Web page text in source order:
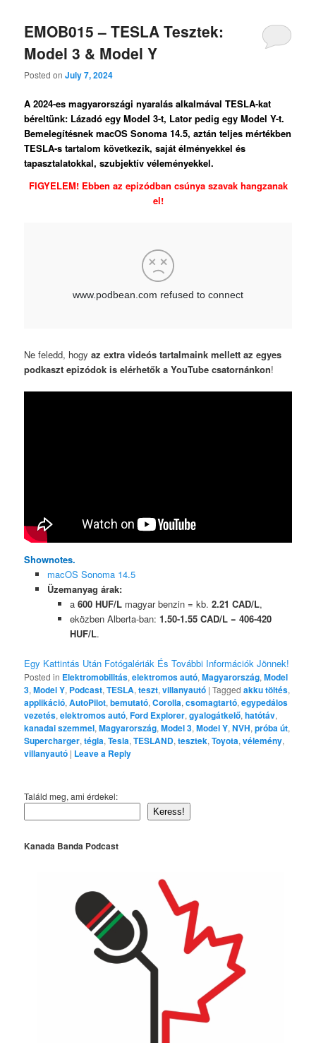
EMOB015 – TESLA Tesztek:
Model 3 & Model Y
Posted onJuly 7, 2024
A 2024-es magyarországi nyaralás alkalmával TESLA-kat
béreltünk: Lázadó egy Model 3-t, Lator pedig egy Model Y-t.
Bemelegítésnek macOS Sonoma 14.5, aztán teljes mértékben
TESLA-s tartalom következik, saját élményekkel és
tapasztalatokkal, szubjektív véleményekkel.
FIGYELEM! Ebben az epizódban csúnya szavak hangzanak
el!
Ne feledd, hogyaz extra videós tartalmaink mellett az egyes
podkaszt epizódok is elérhetők a YouTube csatornánkon!
Shownotes.
macOS Sonoma 14.5
Üzemanyag árak:
a600 HUF/L magyar benzin = kb.2.21 CAD/L,
eközben Alberta-ban:1.50-1.55 CAD/L =406-420
HUF/L.
Egy Kattintás Után Fotógalériák És További Információk Jönnek!
Posted in Elektromobilitás,elektromos autó,Magyarország,Model
3,Model Y, Podcast,TESLA,teszt,villanyautó |Tagged akku töltés,
applikáció,AutoPilot,bemutató,Corolla,csomagtartó,egypedálos
vezetés,elektromos autó,Ford Explorer,gyalogátkelő,hatótáv,
kanadai szemmel,Magyarország,Model 3,Model Y,NVH,próba út,
Supercharger,tégla,Tesla,TESLAND,tesztek,Toyota,vélemény,
villanyautó | Leave a Reply
Találd meg, ami érdekel:
Keress!
Kanada Banda Podcast